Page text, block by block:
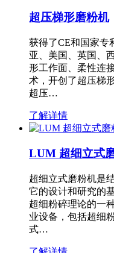
超压梯形磨粉机
获得了CE和国家专
亚、美国、英国、
形工作面、柔性连
术，开创了超压梯
超压…
了解详情
LUM 超细立式
超细立式磨粉机是
它的设计和研究的
超细粉碎理论的一
业设备，包括超细
式…